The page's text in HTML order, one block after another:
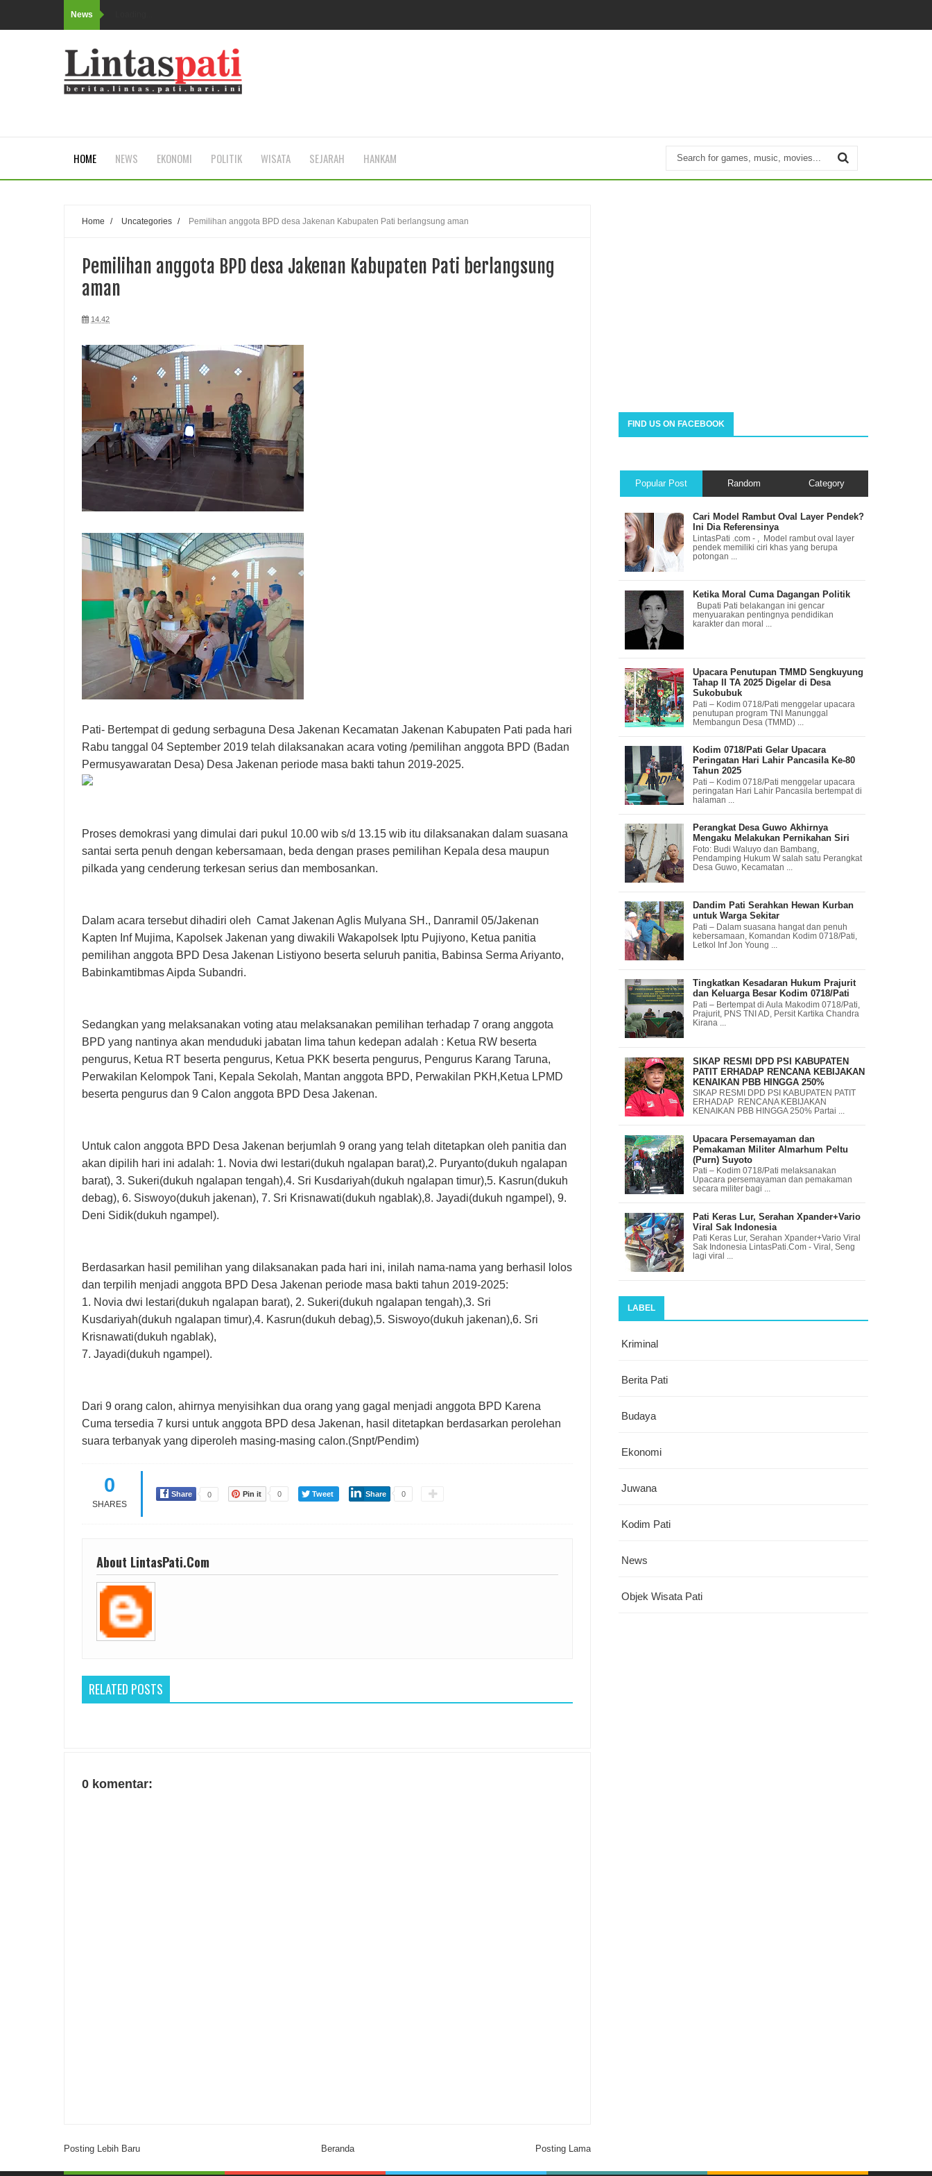
News
HOME NEWS EKONOMI POLITIK WISATA SEJARAH HANKAM
Home / Uncategories / Pemilihan anggota BPD desa Jakenan Kabupaten Pati berlangsung aman
Pemilihan anggota BPD desa Jakenan Kabupaten Pati berlangsung
aman
14.42
Pati- Bertempat di gedung serbaguna Desa Jakenan Kecamatan Jakenan Kabupaten Pati pada hari
Rabu tanggal 04 September 2019 telah dilaksanakan acara voting /pemilihan anggota BPD (Badan
Permusyawaratan Desa) Desa Jakenan periode masa bakti tahun 2019-2025.
Proses demokrasi yang dimulai dari pukul 10.00 wib s/d 13.15 wib itu dilaksanakan dalam suasana
santai serta penuh dengan kebersamaan, beda dengan prases pemilihan Kepala desa maupun
pilkada yang cenderung terkesan serius dan membosankan.
Dalam acara tersebut dihadiri oleh Camat Jakenan Aglis Mulyana SH., Danramil 05/Jakenan
Kapten Inf Mujima, Kapolsek Jakenan yang diwakili Wakapolsek Iptu Pujiyono, Ketua panitia
pemilihan anggota BPD Desa Jakenan Listiyono beserta seluruh panitia, Babinsa Serma Ariyanto,
Babinkamtibmas Aipda Subandri.
Sedangkan yang melaksanakan voting atau melaksanakan pemilihan terhadap 7 orang anggota
BPD yang nantinya akan menduduki jabatan lima tahun kedepan adalah : Ketua RW beserta
pengurus, Ketua RT beserta pengurus, Ketua PKK beserta pengurus, Pengurus Karang Taruna,
Perwakilan Kelompok Tani, Kepala Sekolah, Mantan anggota BPD, Perwakilan PKH,Ketua LPMD
beserta pengurus dan 9 Calon anggota BPD Desa Jakenan.
Untuk calon anggota BPD Desa Jakenan berjumlah 9 orang yang telah ditetapkan oleh panitia dan
akan dipilih hari ini adalah: 1. Novia dwi lestari(dukuh ngalapan barat),2. Puryanto(dukuh ngalapan
barat), 3. Sukeri(dukuh ngalapan tengah),4. Sri Kusdariyah(dukuh ngalapan timur),5. Kasrun(dukuh
debag), 6. Siswoyo(dukuh jakenan), 7. Sri Krisnawati(dukuh ngablak),8. Jayadi(dukuh ngampel), 9.
Deni Sidik(dukuh ngampel).
Berdasarkan hasil pemilihan yang dilaksanakan pada hari ini, inilah nama-nama yang berhasil lolos
dan terpilih menjadi anggota BPD Desa Jakenan periode masa bakti tahun 2019-2025:
1. Novia dwi lestari(dukuh ngalapan barat), 2. Sukeri(dukuh ngalapan tengah),3. Sri
Kusdariyah(dukuh ngalapan timur),4. Kasrun(dukuh debag),5. Siswoyo(dukuh jakenan),6. Sri
Krisnawati(dukuh ngablak),
7. Jayadi(dukuh ngampel).
Dari 9 orang calon, ahirnya menyisihkan dua orang yang gagal menjadi anggota BPD Karena
Cuma tersedia 7 kursi untuk anggota BPD desa Jakenan, hasil ditetapkan berdasarkan perolehan
suara terbanyak yang diperoleh masing-masing calon.(Snpt/Pendim)
0
SHARES
Share 0 Pin it 0 Tweet Share 0
About LintasPati.Com
RELATED POSTS
0 komentar:
Posting Lebih Baru Posting Lama
Beranda
FIND US ON FACEBOOK
Popular Post Random Category
Cari Model Rambut Oval Layer Pendek?
Ini Dia Referensinya
LintasPati .com - , Model rambut oval layer
pendek memiliki ciri khas yang berupa
potongan ...
Ketika Moral Cuma Dagangan Politik
Bupati Pati belakangan ini gencar
menyuarakan pentingnya pendidikan
karakter dan moral ...
Upacara Penutupan TMMD Sengkuyung
Tahap II TA 2025 Digelar di Desa
Sukobubuk
Pati – Kodim 0718/Pati menggelar upacara
penutupan program TNI Manunggal
Membangun Desa (TMMD) ...
Kodim 0718/Pati Gelar Upacara
Peringatan Hari Lahir Pancasila Ke-80
Tahun 2025
Pati – Kodim 0718/Pati menggelar upacara
peringatan Hari Lahir Pancasila bertempat di
halaman ...
Perangkat Desa Guwo Akhirnya
Mengaku Melakukan Pernikahan Siri
Foto: Budi Waluyo dan Bambang,
Pendamping Hukum W salah satu Perangkat
Desa Guwo, Kecamatan ...
Dandim Pati Serahkan Hewan Kurban
untuk Warga Sekitar
Pati – Dalam suasana hangat dan penuh
kebersamaan, Komandan Kodim 0718/Pati,
Letkol Inf Jon Young ...
Tingkatkan Kesadaran Hukum Prajurit
dan Keluarga Besar Kodim 0718/Pati
Pati – Bertempat di Aula Makodim 0718/Pati,
Prajurit, PNS TNI AD, Persit Kartika Chandra
Kirana ...
SIKAP RESMI DPD PSI KABUPATEN
PATIT ERHADAP RENCANA KEBIJAKAN
KENAIKAN PBB HINGGA 250%
SIKAP RESMI DPD PSI KABUPATEN PATIT
ERHADAP RENCANA KEBIJAKAN
KENAIKAN PBB HINGGA 250% Partai ...
Upacara Persemayaman dan
Pemakaman Militer Almarhum Peltu
(Purn) Suyoto
Pati – Kodim 0718/Pati melaksanakan
Upacara persemayaman dan pemakaman
secara militer bagi ...
Pati Keras Lur, Serahan Xpander+Vario
Viral Sak Indonesia
Pati Keras Lur, Serahan Xpander+Vario Viral
Sak Indonesia LintasPati.Com - Viral, Seng
lagi viral ...
LABEL
Kriminal
Berita Pati
Budaya
Ekonomi
Juwana
Kodim Pati
News
Objek Wisata Pati